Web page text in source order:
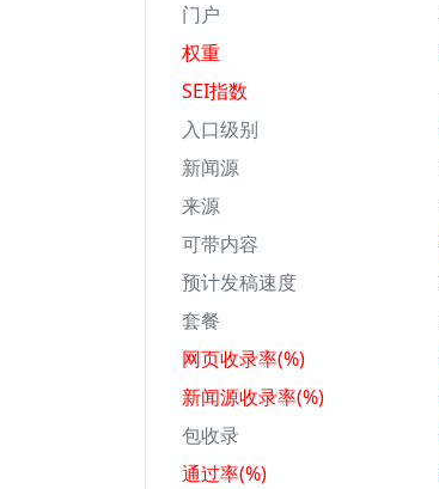
门户
权重
SEI指数
入口级别
新闻源
来源
可带内容
预计发稿速度
套餐
网页收录率(%)
新闻源收录率(%)
包收录
通过率(%)